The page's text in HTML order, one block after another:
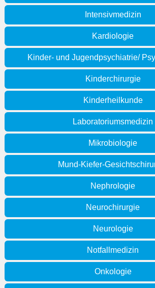
Intensivmedizin
Kardiologie
Kinder- und Jugendpsychiatrie/
Kinderchirurgie
Kinderheilkunde
Laboratoriumsmedizin
Mikrobiologie
Mund-Kiefer-
Nephrologie
Neurochirurgie
Neurologie
Notfallmedizin
Onkologie